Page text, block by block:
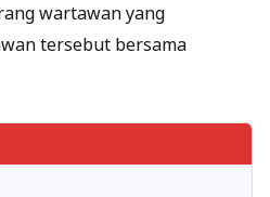
wartawan yang
tersebut bersama